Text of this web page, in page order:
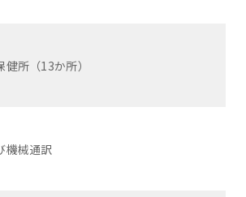
所（13か所）
機械通訳